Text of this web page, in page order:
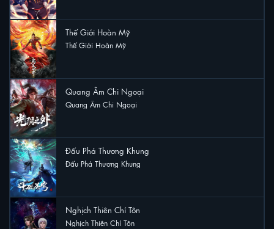
Thế Giới Hoàn Mỹ
Thế Giới Hoàn Mỹ
Quang Âm Chi Ngoại
Quang Âm Chi Ngoại
Đấu Phá Thương Khung
Đấu Phá Thương Khung
Nghịch Thiên Chí Tôn
Nghịch Thiên Chí Tôn